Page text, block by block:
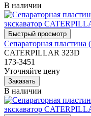
В наличии
Сепараторная пластина
CATERPILLAR 323D
173-3451
Уточняйте цену
В наличии